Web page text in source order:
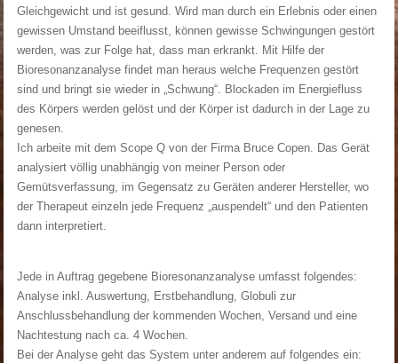
Gleichgewicht und ist gesund. Wird man durch ein Erlebnis oder einen
gewissen Umstand beeiflusst, können gewisse Schwingungen gestört
werden, was zur Folge hat, dass man erkrankt. Mit Hilfe der
Bioresonanzanalyse findet man heraus welche Frequenzen gestört
sind und bringt sie wieder in „Schwung“. Blockaden im Energiefluss
des Körpers werden gelöst und der Körper ist dadurch in der Lage zu
genesen.
Ich arbeite mit dem Scope Q von der Firma Bruce Copen. Das Gerät
analysiert völlig unabhängig von meiner Person oder
Gemütsverfassung, im Gegensatz zu Geräten anderer Hersteller, wo
der Therapeut einzeln jede Frequenz „auspendelt“ und den Patienten
dann interpretiert.
Jede in Auftrag gegebene Bioresonanzanalyse umfasst folgendes:
Analyse inkl. Auswertung, Erstbehandlung, Globuli zur
Anschlussbehandlung der kommenden Wochen, Versand und eine
Nachtestung nach ca. 4 Wochen.
Bei der Analyse geht das System unter anderem auf folgendes ein: